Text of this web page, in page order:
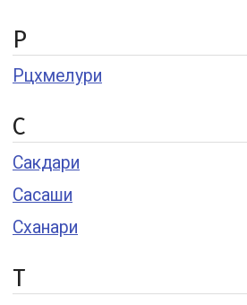
Р
Рцхмелури
С
Сакдари
Сасаши
Сханари
Т